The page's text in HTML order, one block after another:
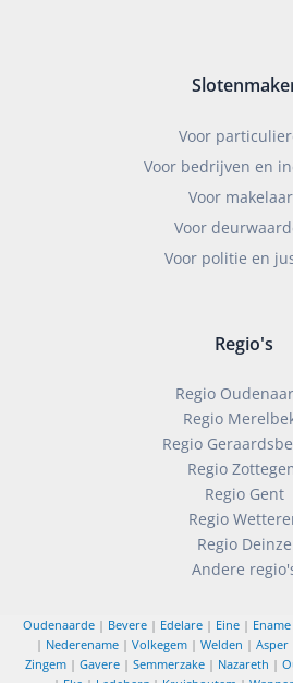
Voor
Voor bedrijven en
Voor
Voor
Voor politie en
Regio's
Regio
Regio
Regio
Regio
Regio Gent
Regio
Regio Deinze
Andere
Oudenaarde | Bevere | Edelare | Eine | Ename
| Nederename| Volkegem| Welden | Asper
Zingem| Gavere| Semmerzake| Nazareth |